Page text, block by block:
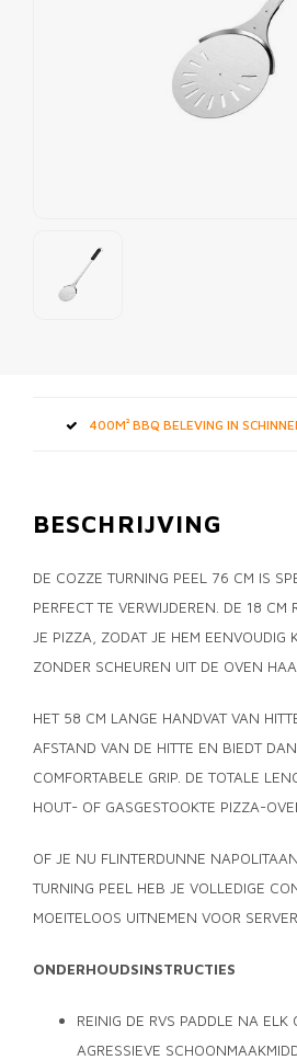
400M² BBQ BELEVING IN
BESCHRIJVING
DE COZZE TURNING PEEL 76 CM IS
PERFECT TE VERWIJDEREN. DE 18
JE PIZZA, ZODAT JE HEM EENVOUDIG
ZONDER SCHEUREN UIT DE OVEN
HET 58 CM LANGE HANDVAT VAN
AFSTAND VAN DE HITTE EN BIEDT
COMFORTABELE GRIP. DE TOTALE
HOUT- OF GASGESTOOKTE PIZZA-
OF JE NU FLINTERDUNNE
TURNING PEEL HEB JE VOLLEDIGE
MOEITELOOS UITNEMEN VOOR
ONDERHOUDSINSTRUCTIES
REINIG DE RVS PADDLE NA ELK
AGRESSIEVE